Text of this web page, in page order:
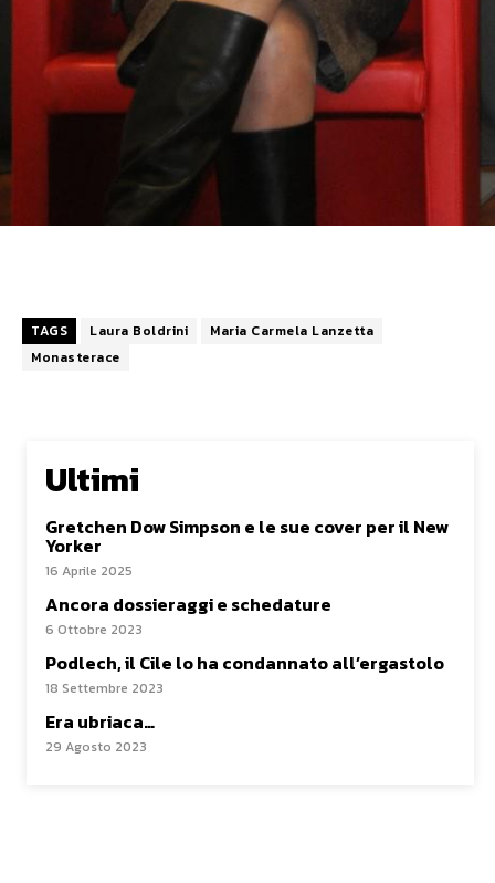
TAGS Laura Boldrini
Maria Carmela Lanzetta
Monasterace
Ultimi
Gretchen Dow Simpson e le sue cover per il New
Yorker
16 Aprile 2025
Ancora dossieraggi e schedature
6 Ottobre 2023
Podlech, il Cile lo ha condannato all’ergastolo
18 Settembre 2023
Era ubriaca…
29 Agosto 2023